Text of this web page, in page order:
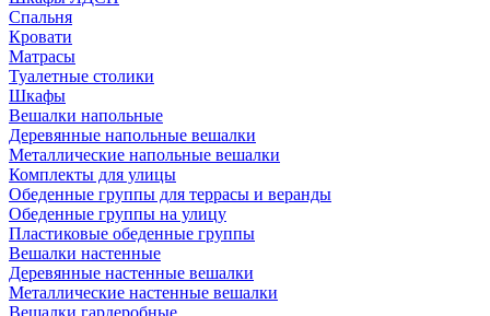
Спальня
Кровати
Матрасы
Туалетные столики
Шкафы
Вешалки напольные
Деревянные напольные вешалки
Металлические напольные вешалки
Комплекты для улицы
Обеденные группы для террасы и веранды
Обеденные группы на улицу
Пластиковые обеденные группы
Вешалки настенные
Деревянные настенные вешалки
Металлические настенные вешалки
Вешалки гардеробные